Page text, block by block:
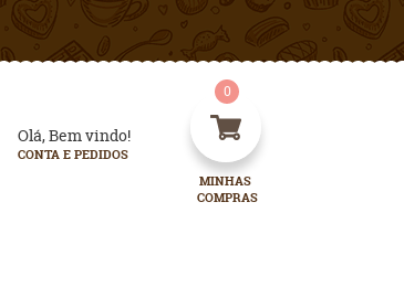
Olá, Bem vindo!
CONTA E PEDIDOS
MINHAS
COMPRAS
0